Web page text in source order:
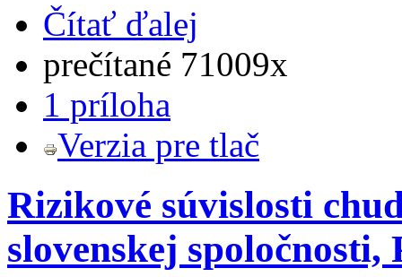
Čítať ďalej
prečítané 71009x
1 príloha
Verzia pre tlač
Rizikové súvislosti
slovenskej spoločnosti,